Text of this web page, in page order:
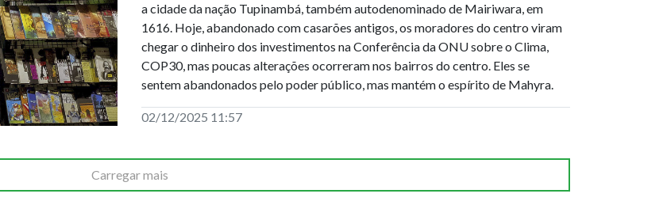
a cidade da nação Tupinambá, também autodenominado de Mairiwara, em
1616. Hoje, abandonado com casarões antigos, os moradores do centro viram
chegar o dinheiro dos investimentos na Conferência da ONU sobre o Clima,
COP30, mas poucas alterações ocorreram nos bairros do centro. Eles se
sentem abandonados pelo poder público, mas mantém o espírito de Mahyra.
02/12/2025 11:57
Carregar mais